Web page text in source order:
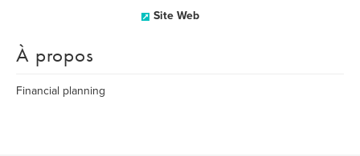
Site Web
À propos
Financial planning